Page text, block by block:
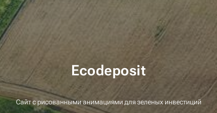
Ecodeposit
Сайт с рисованными анимациями для зеленых инвестиций